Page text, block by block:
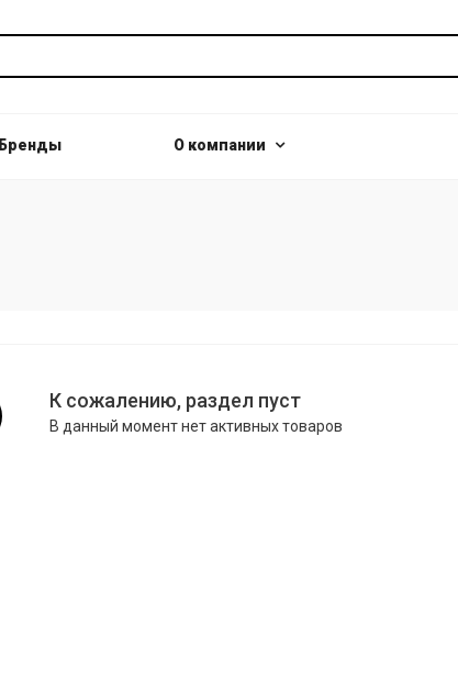
Бренды О компании
К сожалению, раздел пуст
В данный момент нет активных товаров